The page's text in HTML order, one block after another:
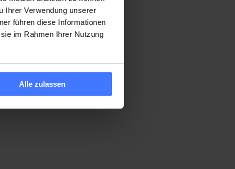
Ihrer Verwendung unserer
führen diese Informationen
im Rahmen Ihrer Nutzung
Alle zulassen